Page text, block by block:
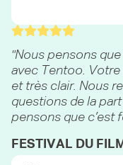
Nous pensons
avec Tentoo.
et très clair. Nous
questions de la
pensons que c’est
FESTIVAL DU